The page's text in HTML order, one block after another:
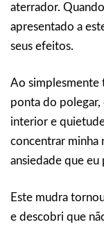
aterrador.
apresentado a
seus efeitos.
Ao simplesmente
ponta do polegar,
interior e
concentrar minha
ansiedade que eu
Este mudra
e descobri que